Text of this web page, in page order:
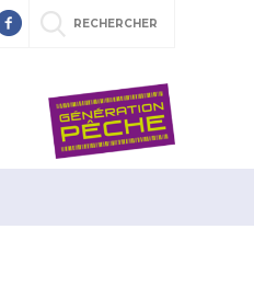
RECHERCHER